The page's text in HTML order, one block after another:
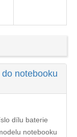
notebooku
dílu baterie
notebooku